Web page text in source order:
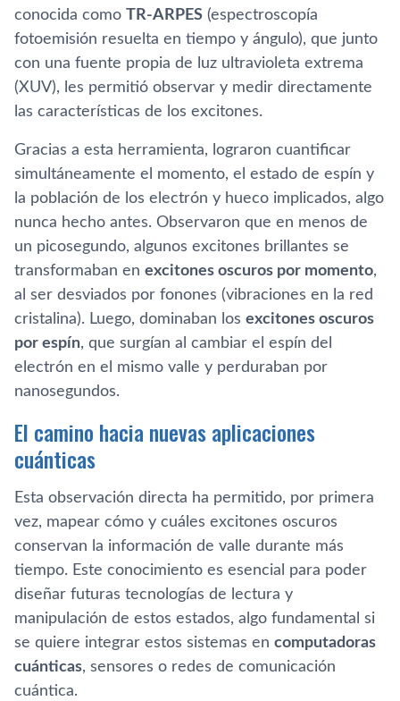
conocida como TR-ARPES (espectroscopía
fotoemisión resuelta en tiempo y ángulo), que junto
con una fuente propia de luz ultravioleta extrema
(XUV), les permitió observar y medir directamente
las características de los excitones.
Gracias a esta herramienta, lograron cuantificar
simultáneamente el momento, el estado de espín y
la población de los electrón y hueco implicados, algo
nunca hecho antes. Observaron que en menos de
un picosegundo, algunos excitones brillantes se
transformaban en excitones oscuros por momento,
al ser desviados por fonones (vibraciones en la red
cristalina). Luego, dominaban los excitones oscuros
por espín, que surgían al cambiar el espín del
electrón en el mismo valle y perduraban por
nanosegundos.
El camino hacia nuevas aplicaciones
cuánticas
Esta observación directa ha permitido, por primera
vez, mapear cómo y cuáles excitones oscuros
conservan la información de valle durante más
tiempo. Este conocimiento es esencial para poder
diseñar futuras tecnologías de lectura y
manipulación de estos estados, algo fundamental si
se quiere integrar estos sistemas en computadoras
cuánticas, sensores o redes de comunicación
cuántica.